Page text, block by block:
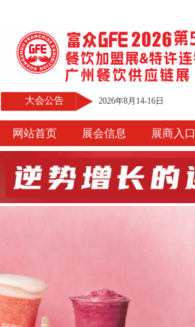
大会公告 2026年8月14-16日
网站首页 展会信息 展商入口